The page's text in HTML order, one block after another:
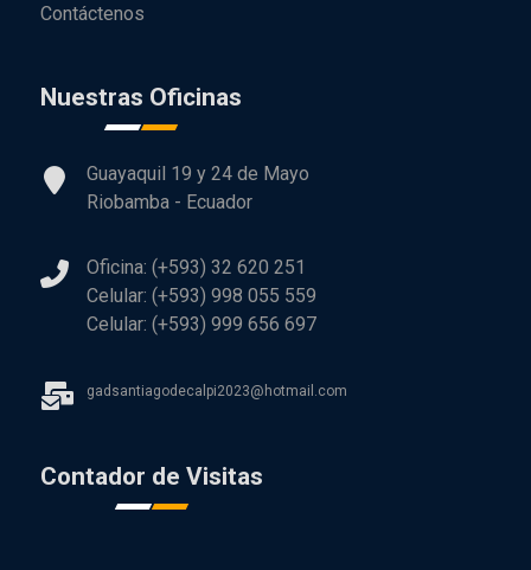
Contáctenos
Nuestras Oficinas
Guayaquil 19 y 24 de Mayo
Riobamba - Ecuador
Oficina: (+593) 32 620 251
Celular: (+593) 998 055 559
Celular: (+593) 999 656 697
gadsantiagodecalpi2023@hotmail.com
Contador de Visitas